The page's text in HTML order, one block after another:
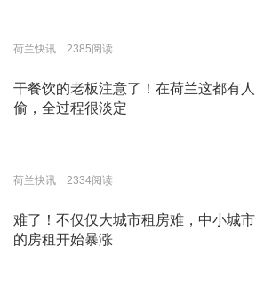
荷兰快讯 2385阅读
干餐饮的老板注意了！在荷兰这都有人
偷，全过程很淡定
荷兰快讯 2334阅读
难了！不仅仅大城市租房难，中小城市
的房租开始暴涨